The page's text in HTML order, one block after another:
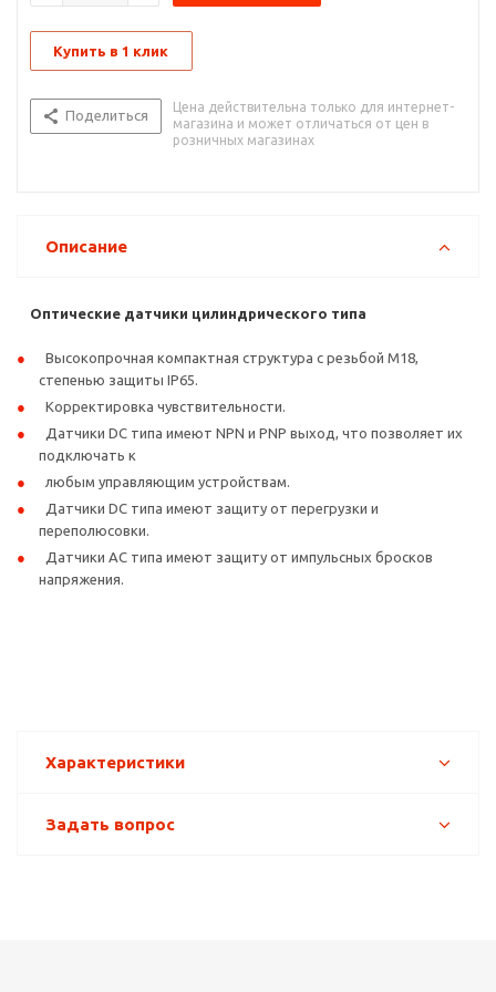
переполюсовки.
Датчики АC типа имеют защиту от импульсных бросков
напряжения.
Купить в 1 клик
Поделиться
Цена действительна только для интернет-
магазина и может отличаться от цен в
розничных магазинах
Описание
Оптические датчики цилиндрического типа
Высокопрочная компактная структура с резьбой М18,
степенью защиты IP65.
Корректировка чувствительности.
Датчики DC типа имеют NPN и PNP выход, что позволяет их
подключать к
любым управляющим устройствам.
Датчики DC типа имеют защиту от перегрузки и
переполюсовки.
Датчики АC типа имеют защиту от импульсных бросков
напряжения.
Характеристики
Задать вопрос